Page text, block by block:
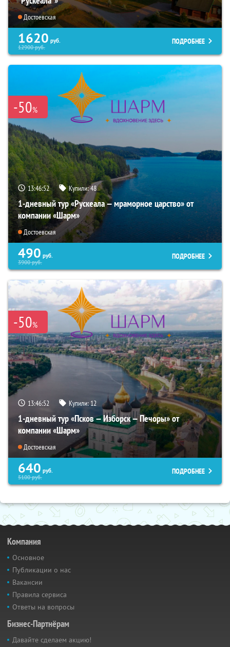
Достоевская
1620 руб.
12900руб.
ПОДРОБНЕЕ
-50%
13:46:51 Купили:48
1-дневный тур «Рускеала — мраморное царство» от
компании «Шарм»
Достоевская
490 руб.
3900руб.
ПОДРОБНЕЕ
-50%
13:46:51 Купили:12
1-дневный тур «Псков — Изборск — Печоры» от
компании «Шарм»
Достоевская
640 руб.
5100руб.
ПОДРОБНЕЕ
Компания
Основное
Публикации о нас
Вакансии
Правила сервиса
Ответы на вопросы
Бизнес-Партнёрам
Давайте сделаем акцию!